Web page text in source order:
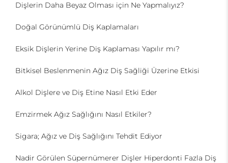
Dişlerin Daha Beyaz Olması için Ne Yapmalıyız?
Doğal Görünümlü Diş Kaplamaları
Eksik Dişlerin Yerine Diş Kaplaması Yapılır mı?
Bitkisel Beslenmenin Ağız Diş Sağliği Üzerine Etkisi
Alkol Dişlere ve Diş Etine Nasıl Etki Eder
Emzirmek Ağız Sağlığını Nasıl Etkiler?
Sigara; Ağız ve Diş Sağlığını Tehdit Ediyor
Nadir Görülen Süpernümerer Dişler Hiperdonti Fazla Diş